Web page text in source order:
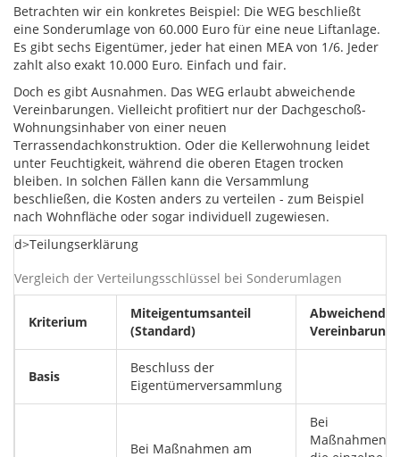
Betrachten wir ein konkretes Beispiel: Die WEG beschließt
eine Sonderumlage von 60.000 Euro für eine neue Liftanlage.
Es gibt sechs Eigentümer, jeder hat einen MEA von 1/6. Jeder
zahlt also exakt 10.000 Euro. Einfach und fair.
Doch es gibt Ausnahmen. Das WEG erlaubt abweichende
Vereinbarungen. Vielleicht profitiert nur der Dachgeschoß-
Wohnungsinhaber von einer neuen
Terrassendachkonstruktion. Oder die Kellerwohnung leidet
unter Feuchtigkeit, während die oberen Etagen trocken
bleiben. In solchen Fällen kann die Versammlung
beschließen, die Kosten anders zu verteilen - zum Beispiel
nach Wohnfläche oder sogar individuell zugewiesen.
d>Teilungserklärung
Vergleich der Verteilungsschlüssel bei Sonderumlagen
Kriterium
Miteigentumsanteil
(Standard)
Abweichende
Vereinbarung
Basis
Beschluss der
Eigentümerversammlung
Bei Maßnahmen am
Bei
Maßnahmen,